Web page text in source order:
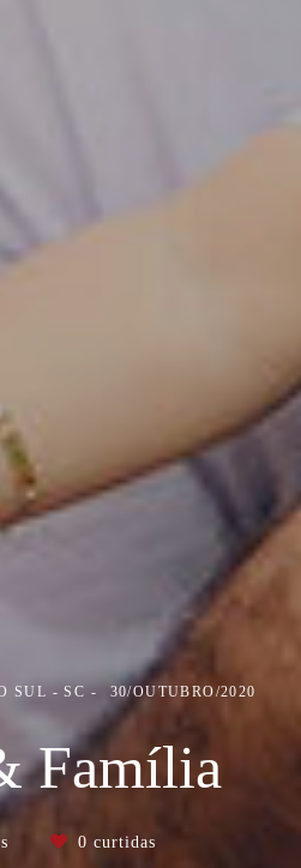
SUL - SC 30/OUTUBRO/2020
Família
0 curtidas